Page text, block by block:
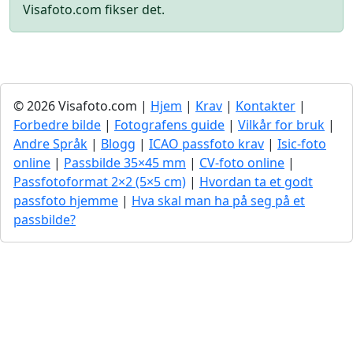
Visafoto.com fikser det.
© 2026 Visafoto.com | Hjem | Krav | Kontakter |
Forbedre bilde | Fotografens guide | Vilkår for bruk |
Andre Språk | Blogg | ICAO passfoto krav | Isic-foto
online | Passbilde 35×45 mm | CV-foto online |
Passfotoformat 2×2 (5×5 cm) | Hvordan ta et godt
passfoto hjemme | Hva skal man ha på seg på et
passbilde?